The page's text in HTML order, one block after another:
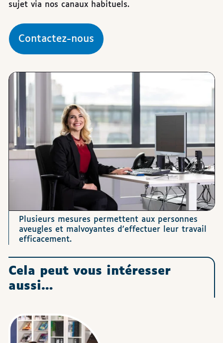
sujet via nos canaux habituels.
Contactez-nous
Images
Plusieurs mesures permettent aux personnes
aveugles et malvoyantes d'effectuer leur travail
efficacement.
Cela peut vous intéresser
aussi…